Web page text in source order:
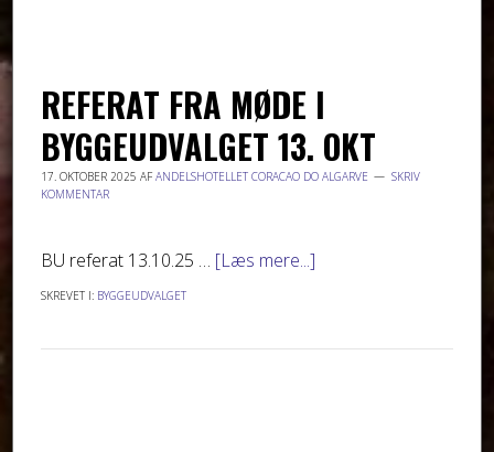
REFERAT FRA MØDE I
BYGGEUDVALGET 13. OKT
17. OKTOBER 2025 AFANDELSHOTELLET CORACAO DO ALGARVE
SKRIV
KOMMENTAR
BU referat 13.10.25 … [Læs mere...]
SKREVET I: BYGGEUDVALGET